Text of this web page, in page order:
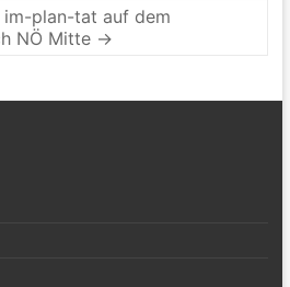
im-plan-tat auf dem
NÖ Mitte →